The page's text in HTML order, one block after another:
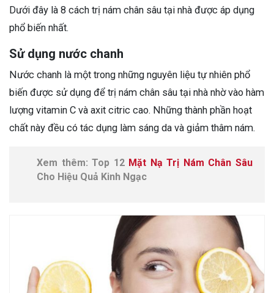
Dưới đây là 8 cách trị nám chân sâu tại nhà được áp dụng
phổ biến nhất.
Sử dụng nước chanh
Nước chanh là một trong những nguyên liệu tự nhiên phổ
biến được sử dụng để trị nám chân sâu tại nhà nhờ vào hàm
lượng vitamin C và axit citric cao. Những thành phần hoạt
chất này đều có tác dụng làm sáng da và giảm thâm nám.
Xem thêm: Top 12 Mặt Nạ Trị Nám Chân Sâu
Cho Hiệu Quả Kinh Ngạc